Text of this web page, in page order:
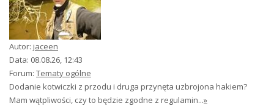
Autor: jaceen
Data: 08.08.26, 12:43
Forum: Tematy ogólne
Dodanie kotwiczki z przodu i druga przynęta uzbrojona hakiem?
Mam wątpliwości, czy to będzie zgodne z regulamin...»